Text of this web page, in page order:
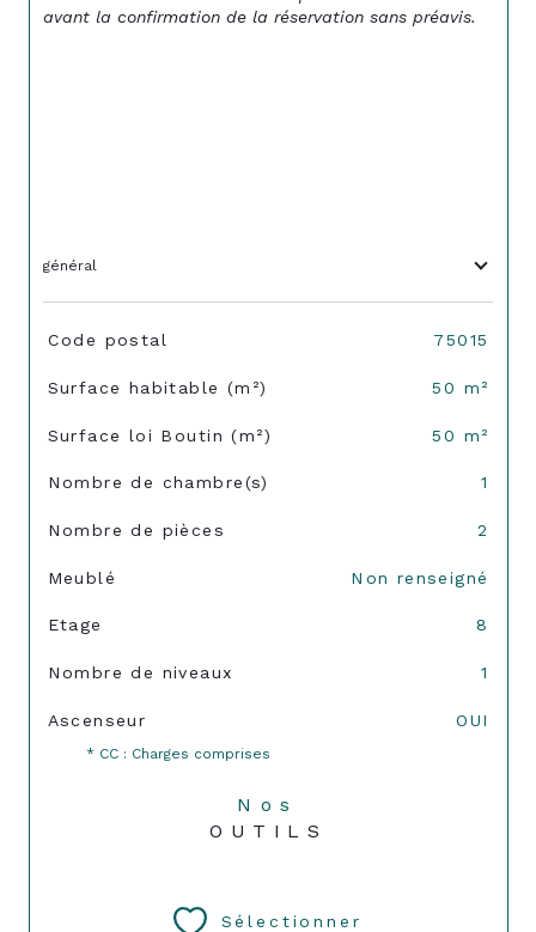
avant la confirmation de la réservation sans préavis.
général
TRAD_SIROCCO_Caracteristique
Code postal 75015
Surface habitable (m²) 50 m²
Surface loi Boutin (m²) 50 m²
Nombre de chambre(s) 1
Nombre de pièces 2
Meublé Non renseigné
Etage 8
Nombre de niveaux 1
Ascenseur OUI
* CC : Charges comprises
Nos
OUTILS
Sélectionner